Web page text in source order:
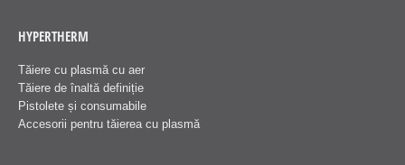
HYPERTHERM
Tăiere cu plasmă cu aer
Tăiere de înaltă definiție
Pistolete și consumabile
Accesorii pentru tăierea cu plasmă